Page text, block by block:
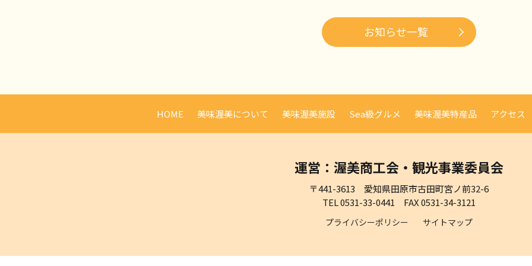
お知らせ一覧
HOME 美味渥美について 美味渥美施設 Sea級グルメ 美味渥美特産品 アクセス
運営：渥美商工会・観光事業委員会
〒441-3613 愛知県田原市古田町宮ノ前32-6
TEL 0531-33-0441 FAX 0531-34-3121
プライバシーポリシー サイトマップ